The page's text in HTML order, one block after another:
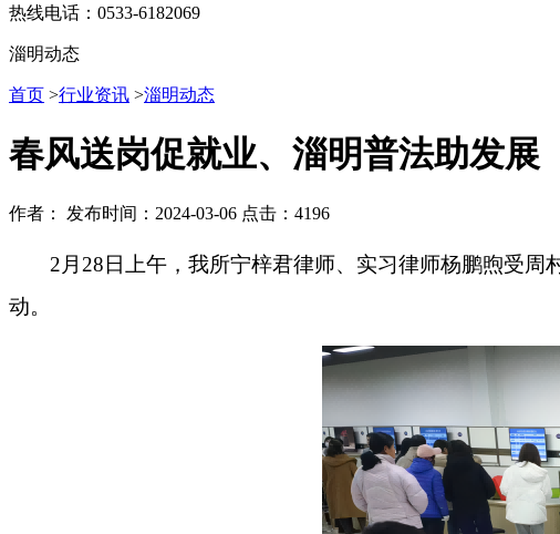
热线电话：0533-6182069
淄明动态
首页 >行业资讯 >淄明动态
春风送岗促就业、淄明普法助发展
作者： 发布时间：2024-03-06 点击：4196
2月28日上午，我所宁梓君律师、实习律师杨鹏煦受
动。